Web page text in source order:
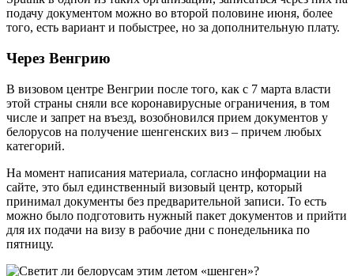
подачу документом можно во второй половине июня, более
того, есть вариант и побыстрее, но за дополнительную плату.
Через Венгрию
В визовом центре Венгрии после того, как с 7 марта власти
этой страны сняли все коронавирусные ограничения, в том
числе и запрет на въезд, возобновился прием документов у
белорусов на получение шенгенских виз – причем любых
категорий.
На момент написания материала, согласно информации на
сайте, это был единственный визовый центр, который
принимал документы без предварительной записи. То есть
можно было подготовить нужный пакет документов и прийти
для их подачи на визу в рабочие дни с понедельника по
пятницу.